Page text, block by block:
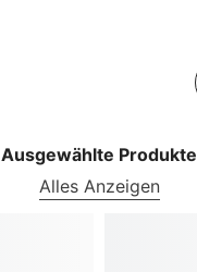
Ausgewählte Produkte
Alles Anzeigen